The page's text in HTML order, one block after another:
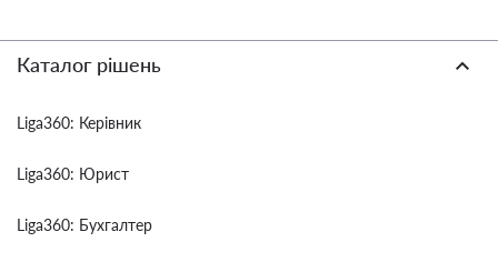
Каталог рішень
Liga360: Керівник
Liga360: Юрист
Liga360: Бухгалтер